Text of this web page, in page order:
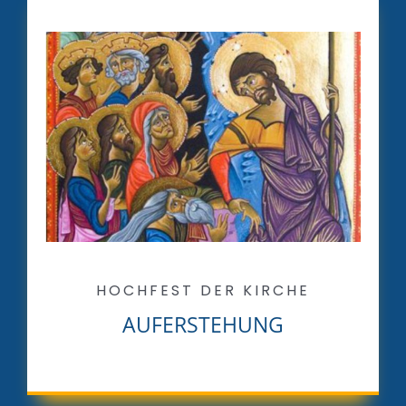
HOCHFEST DER KIRCHE
AUFERSTEHUNG